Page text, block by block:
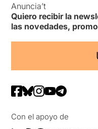
Anuncia’t
Quiero recibir la
las novedades,
Con el apoyo de